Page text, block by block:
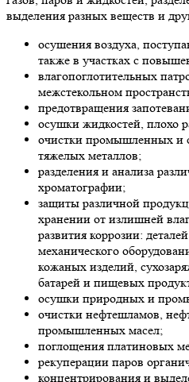
выделения разных веществ и
осушения воздуха,
также в участках с
влагопоглотительных
межстекольном
предотвращения
осушки жидкостей, плохо
очистки промышленных и
тяжелых металлов;
разделения и анализа
хроматографии;
защиты различной
хранении от излишней
развития коррозии:
механического
кожаных изделий,
батарей и пищевых
осушки природных и
очистки нефтешламов,
промышленных масел;
поглощения платиновых
рекуперации паров
концентрирования и